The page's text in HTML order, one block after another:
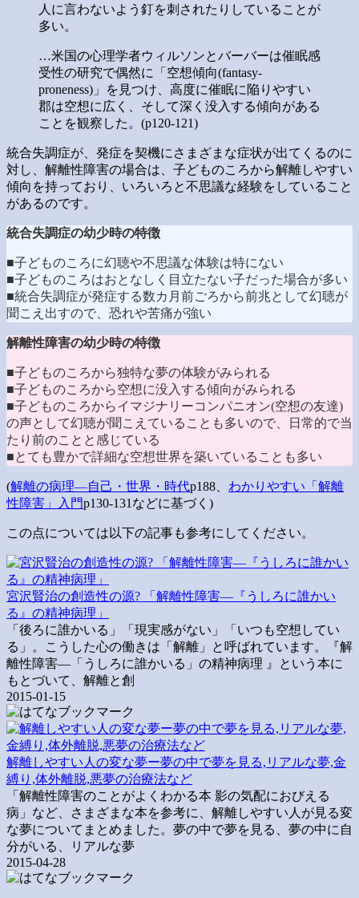
人に言わないよう釘を刺されたりしていることが
多い。
…米国の心理学者ウィルソンとバーバーは催眠感
受性の研究で偶然に「空想傾向(fantasy-
proneness)」を見つけ、高度に催眠に陥りやすい
郡は空想に広く、そして深く没入する傾向がある
ことを観察した。(p120-121)
統合失調症が、発症を契機にさまざまな症状が出てくるのに
対し、解離性障害の場合は、子どものころから解離しやすい
傾向を持っており、いろいろと不思議な経験をしていること
があるのです。
統合失調症の幼少時の特徴
■子どものころに幻聴や不思議な体験は特にない
■子どものころはおとなしく目立たない子だった場合が多い
■統合失調症が発症する数カ月前ごろから前兆として幻聴が
聞こえ出すので、恐れや苦痛が強い
解離性障害の幼少時の特徴
■子どものころから独特な夢の体験がみられる
■子どものころから空想に没入する傾向がみられる
■子どものころからイマジナリーコンパニオン(空想の友達)
の声として幻聴が聞こえていることも多いので、日常的で当
たり前のことと感じている
■とても豊かで詳細な空想世界を築いていることも多い
(解離の病理―自己・世界・時代p188、 わかりやすい「解離
性障害」入門p130-131などに基づく)
この点については以下の記事も参考にしてください。
宮沢賢治の創造性の源? 「解離性障害―『うしろに誰かい
る』の精神病理」
「後ろに誰かいる」「現実感がない」「いつも空想してい
る」。こうした心の働きは「解離」と呼ばれています。『解
離性障害―「うしろに誰かいる」の精神病理 』という本に
もとづいて、解離と創
2015-01-15
解離しやすい人の変な夢ー夢の中で夢を見る,リアルな夢,金
縛り,体外離脱,悪夢の治療法など
「解離性障害のことがよくわかる本 影の気配におびえる
病」など、さまざまな本を参考に、解離しやすい人が見る変
な夢についてまとめました。夢の中で夢を見る、夢の中に自
分がいる、リアルな夢
2015-04-28